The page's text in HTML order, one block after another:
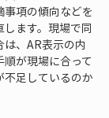
項の傾向などを
ます。現場で同
は、AR表示の内
が現場に合って
不足しているのか